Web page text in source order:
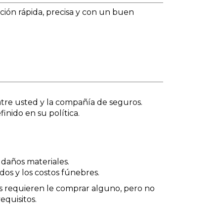
rápida, precisa y con un buen
usted y la compañía de seguros.
en su política.
materiales.
y los costos fúnebres.
requieren le comprar alguno, pero no